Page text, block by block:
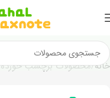
خانه محصولات برچسب